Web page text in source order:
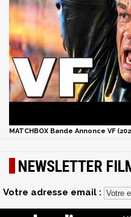
MATCHBOX Bande Annonce VF
NEWSLETTER
Votre adresse email :